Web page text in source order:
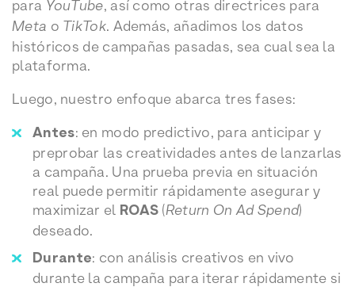
para YouTube, así como otras directrices para
Meta o TikTok. Además, añadimos los datos
históricos de campañas pasadas, sea cual sea la
plataforma.
Luego, nuestro enfoque abarca tres fases:
Antes: en modo predictivo, para anticipar y
preprobar las creatividades antes de lanzarlas
a campaña. Una prueba previa en situación
real puede permitir rápidamente asegurar y
maximizar el ROAS (Return On Ad Spend)
deseado.
Durante: con análisis creativos en vivo
durante la campaña para iterar rápidamente si